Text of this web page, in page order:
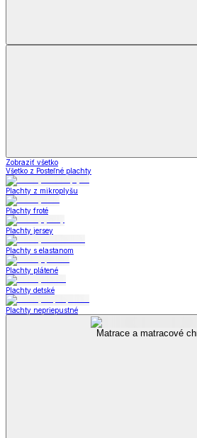
Zobraziť všetko
Všetko z Posteľné plachty
Plachty z mikroplyšu
Plachty froté
Plachty jersey
Plachty s elastanom
Plachty plátené
Plachty detské
Plachty nepriepustné
Matrace a matracové